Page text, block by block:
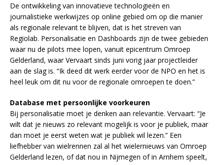
De ontwikkeling van innovatieve technologieën en
journalistieke werkwijzes op online gebied om op die manier
als regionale relevant te blijven, dat is het streven van
Regiolab. Personalisatie en Dashboards zijn de twee gebieden
waar nu de pilots mee lopen, vanuit epicentrum Omroep
Gelderland, waar Vervaart sinds juni vorig jaar projectleider
aan de slag is. “Ik deed dit werk eerder voor de NPO en het is
heel leuk om dit nu voor de regionale omroepen te doen.”
Database met persoonlijke voorkeuren
Bij personalisatie moet je denken aan relevantie. Vervaart: “Je
wilt dat je nieuws zo relevant mogelijk is voor je publiek, maar
dan moet je eerst weten wat je publiek wil lezen.” Een
liefhebber van wielrennen zal al het wielernieuws van Omroep
Gelderland lezen, of dat nou in Nijmegen of in Arnhem speelt,